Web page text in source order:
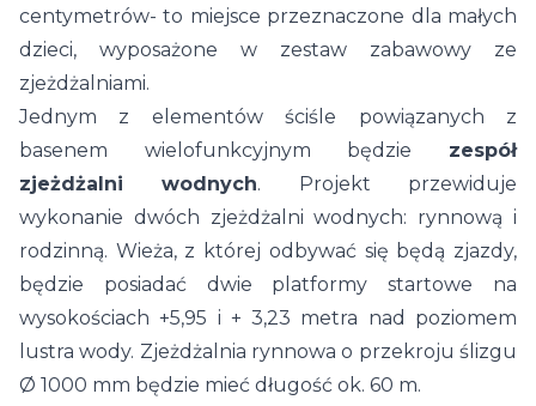
centymetrów- to miejsce przeznaczone dla małych
dzieci, wyposażone w zestaw zabawowy ze
zjeżdżalniami.
Jednym z elementów ściśle powiązanych z
basenem wielofunkcyjnym będzie zespół
zjeżdżalni wodnych. Projekt przewiduje
wykonanie dwóch zjeżdżalni wodnych: rynnową i
rodzinną. Wieża, z której odbywać się będą zjazdy,
będzie posiadać dwie platformy startowe na
wysokościach +5,95 i + 3,23 metra nad poziomem
lustra wody. Zjeżdżalnia rynnowa o przekroju ślizgu
Ø 1000 mm będzie mieć długość ok. 60 m.